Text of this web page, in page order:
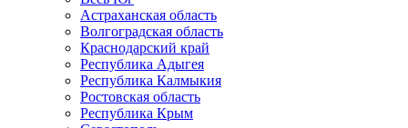
Астраханская область
Волгоградская область
Краснодарский край
Республика Адыгея
Республика Калмыкия
Ростовская область
Республика Крым